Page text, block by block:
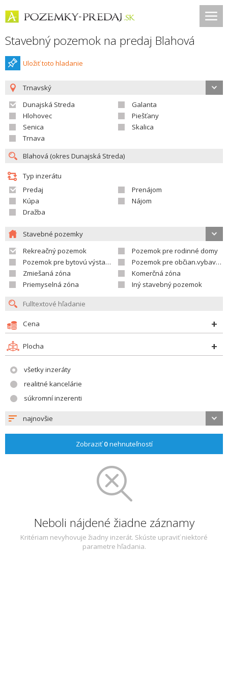
Stavebný pozemok na predaj Blahová
Uložiť toto hladanie
Trnavský
Dunajská Streda
Galanta
Hlohovec
Piešťany
Senica
Skalica
Trnava
Typ inzerátu
Predaj
Prenájom
Kúpa
Nájom
Dražba
Stavebné pozemky
Rekreačný pozemok
Pozemok pre rodinné domy
Pozemok pre bytovú výstavbu
Pozemok pre občian.vybavenosť
Zmiešaná zóna
Komerčná zóna
Priemyselná zóna
Iný stavebný pozemok
Cena
Plocha
všetky inzeráty
realitné kancelárie
súkromní inzerenti
najnovšie
Zobraziť0nehnuteľností
Neboli nájdené žiadne záznamy
Kritériam nevyhovuje žiadny inzerát. Skúste upraviť niektoré
parametre hľadania.